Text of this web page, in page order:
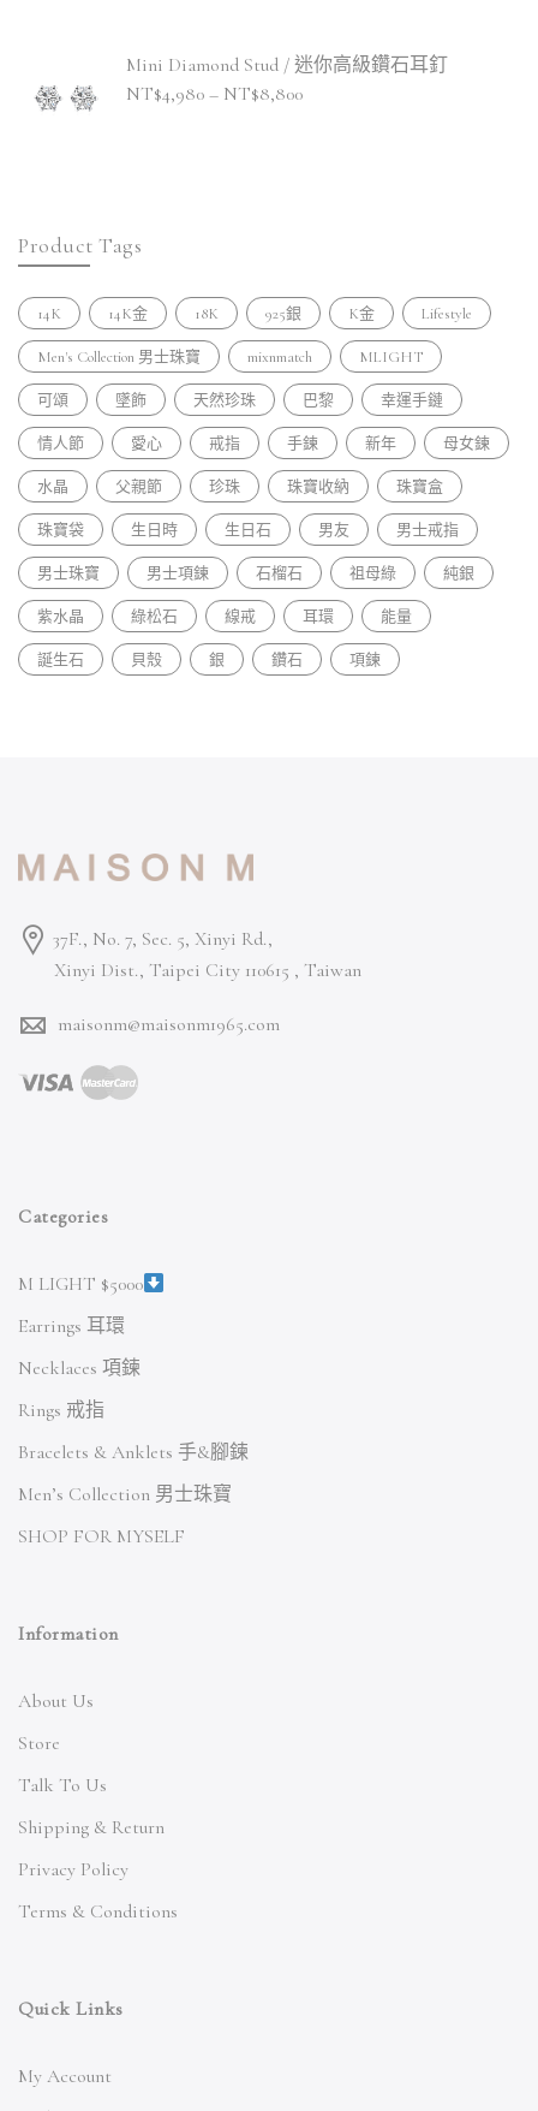
Mini Diamond Stud / 迷你高級鑽石耳釘
NT$4,980 – NT$8,800
Product Tags
14K 14K金 18K 925銀 K金 Lifestyle
Men's Collection 男士珠寶 mixnmatch MLIGHT
可頌 墜飾 天然珍珠 巴黎 幸運手鏈
情人節 愛心 戒指 手鍊 新年 母女鍊
水晶 父親節 珍珠 珠寶收納 珠寶盒
珠寶袋 生日時 生日石 男友 男士戒指
男士珠寶 男士項鍊 石榴石 祖母綠 純銀
紫水晶 綠松石 線戒 耳環 能量
誕生石 貝殼 銀 鑽石 項鍊
37F., No. 7, Sec. 5, Xinyi Rd.,
Xinyi Dist., Taipei City 110615 , Taiwan
maisonm@maisonm1965.com
Categories
M LIGHT $5000
Earrings 耳環
Necklaces 項鍊
Rings 戒指
Bracelets & Anklets 手&腳鍊
Men’s Collection 男士珠寶
SHOP FOR MYSELF
Information
About Us
Store
Talk To Us
Shipping & Return
Privacy Policy
Terms & Conditions
Quick Links
My Account